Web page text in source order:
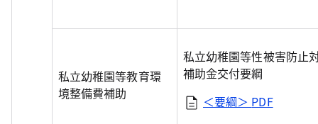
私立幼稚園等教育環
境整備費補助
私立幼稚園等性被害防止
補助金交付要綱
＜要綱＞ PDF